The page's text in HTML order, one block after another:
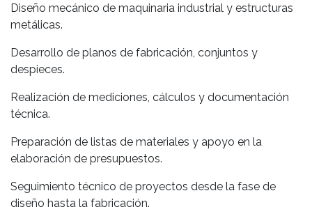
Diseño mecánico de maquinaria industrial y estructuras
metálicas.
Desarrollo de planos de fabricación, conjuntos y
despieces.
Realización de mediciones, cálculos y documentación
técnica.
Preparación de listas de materiales y apoyo en la
elaboración de presupuestos.
Seguimiento técnico de proyectos desde la fase de
diseño hasta la fabricación.